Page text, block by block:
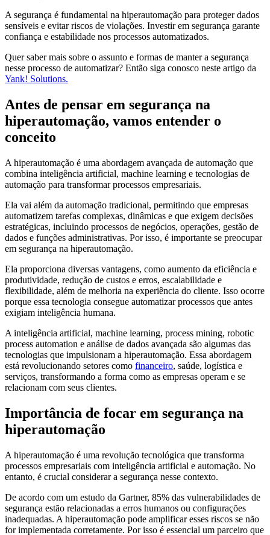
A segurança é fundamental na hiperautomação para proteger dados
sensíveis e evitar riscos de violações. Investir em segurança garante
confiança e estabilidade nos processos automatizados.
Quer saber mais sobre o assunto e formas de manter a segurança
nesse processo de automatizar? Então siga conosco neste artigo da
Yank! Solutions.
Antes de pensar em segurança na
hiperautomação, vamos entender o
conceito
A hiperautomação é uma abordagem avançada de automação que
combina inteligência artificial, machine learning e tecnologias de
automação para transformar processos empresariais.
Ela vai além da automação tradicional, permitindo que empresas
automatizem tarefas complexas, dinâmicas e que exigem decisões
estratégicas, incluindo processos de negócios, operações, gestão de
dados e funções administrativas. Por isso, é importante se preocupar
em segurança na hiperautomação.
Ela proporciona diversas vantagens, como aumento da eficiência e
produtividade, redução de custos e erros, escalabilidade e
flexibilidade, além de melhoria na experiência do cliente. Isso ocorre
porque essa tecnologia consegue automatizar processos que antes
exigiam inteligência humana.
A inteligência artificial, machine learning, process mining, robotic
process automation e análise de dados avançada são algumas das
tecnologias que impulsionam a hiperautomação. Essa abordagem
está revolucionando setores como financeiro, saúde, logística e
serviços, transformando a forma como as empresas operam e se
relacionam com seus clientes.
Importância de focar em segurança na
hiperautomação
A hiperautomação é uma revolução tecnológica que transforma
processos empresariais com inteligência artificial e automação. No
entanto, é crucial considerar a segurança nesse contexto.
De acordo com um estudo da Gartner, 85% das vulnerabilidades de
segurança estão relacionadas a erros humanos ou configurações
inadequadas. A hiperautomação pode amplificar esses riscos se não
for implementada corretamente. Por isso é essencial um parceiro que